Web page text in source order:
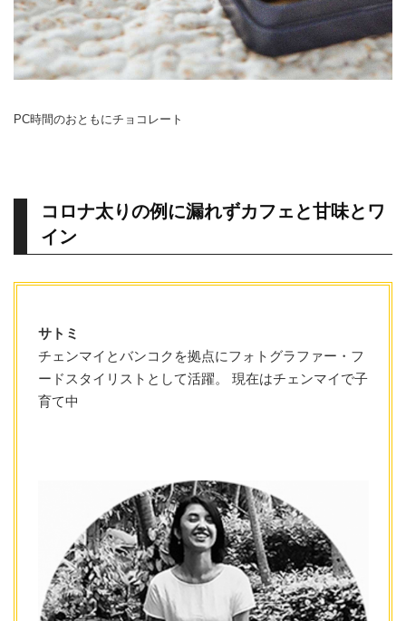
PC時間のおともにチョコレート
コロナ太りの例に漏れずカフェと甘味とワ
イン
サトミ
チェンマイとバンコクを拠点にフォトグラファー・フ
ードスタイリストとして活躍。 現在はチェンマイで子
育て中